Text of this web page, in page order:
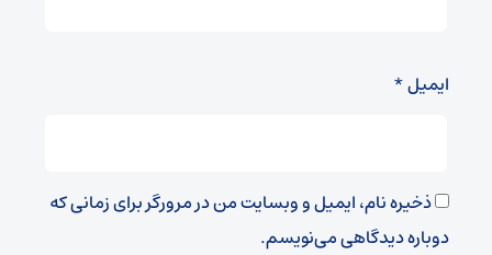
ایمیل*
ذخیره نام، ایمیل و وبسایت من در مرورگر برای زمانی که
دوباره دیدگاهی می‌نویسم.